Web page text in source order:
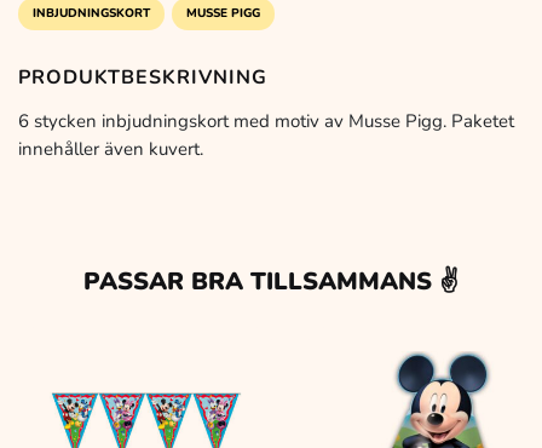
29 kr.
INBJUDNINGSKORT MUSSE PIGG
PRODUKTBESKRIVNING
6 stycken inbjudningskort med motiv av Musse Pigg. Paketet
innehåller även kuvert.
PASSAR BRA TILLSAMMANS ✌️